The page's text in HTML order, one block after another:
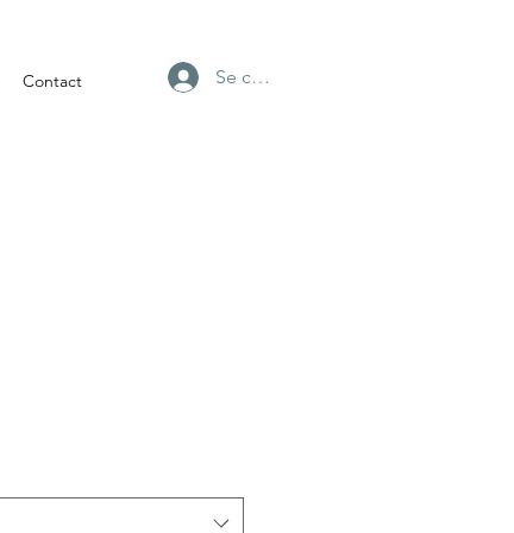
Contact Se connecter